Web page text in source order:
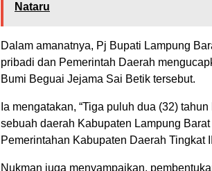
Nataru
Dalam amanatnya, Pj Bupati Lampung
pribadi dan Pemerintah Daerah
Bumi Beguai Jejama Sai Betik tersebut.
Ia mengatakan, “Tiga puluh dua (32)
sebuah daerah Kabupaten Lampung
Pemerintahan Kabupaten Daerah Tingkat
Nukman juga menyampaikan,